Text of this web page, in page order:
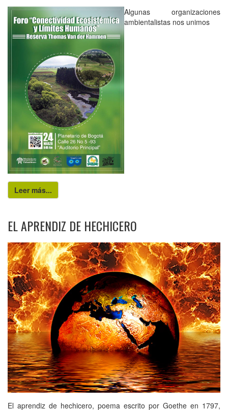
Algunas organizaciones
ambientalistas nos unimos
Leer más...
EL APRENDIZ DE HECHICERO
El aprendiz de hechicero, poema escrito por Goethe en 1797,